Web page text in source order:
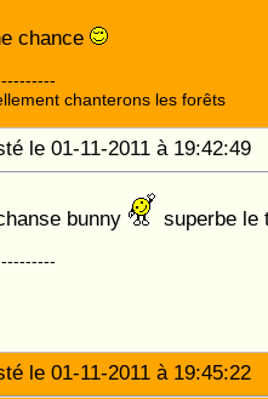
chance
chanterons les forêts
le 01-11-2011 à 19:42:49
bunny superbe
le 01-11-2011 à 19:45:22